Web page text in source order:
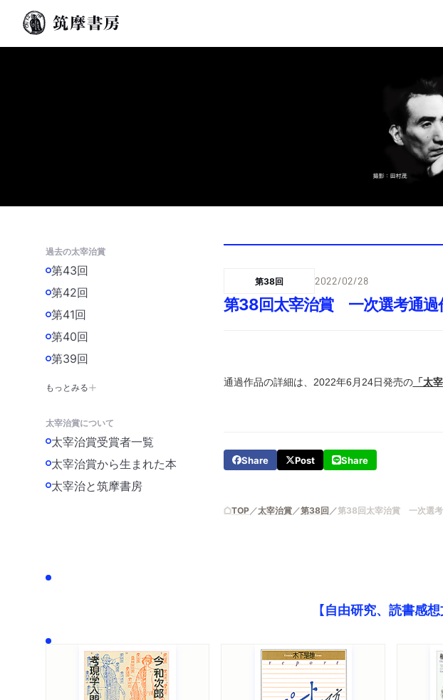
過去の太宰治賞
第43回
第42回
第41回
第40回
第39回
もっとみる
太宰治賞について
太宰治賞受賞者一覧
太宰治賞から生まれた本
太宰治と筑摩書房
第38回 2022/02/28
第38回太宰治賞 一次選考通過
通過作品の詳細は、2022年6月24日発売の「太
Share Post Share
TOP 太宰治賞 第38回 第38回太宰治賞 一次選
【自由研究、読書感